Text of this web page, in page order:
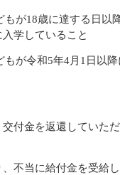
もが18歳に達する日以
学していること
もが令和5年4月1日以
交付金を返還していた
、不当に給付金を受給